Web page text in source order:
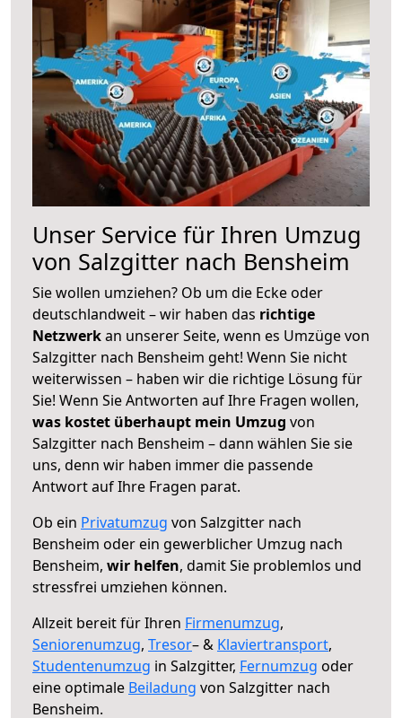
Unser Service für Ihren Umzug
von Salzgitter nach Bensheim
Sie wollen umziehen? Ob um die Ecke oder
deutschlandweit – wir haben das richtige
Netzwerkan unserer Seite, wenn es Umzüge von
Salzgitter nach Bensheim geht! Wenn Sie nicht
weiterwissen – haben wir die richtige Lösung für
Sie! Wenn Sie Antworten auf Ihre Fragen wollen,
was kostet überhaupt mein Umzug von
Salzgitter nach Bensheim – dann wählen Sie sie
uns, denn wir haben immer die passende
Antwort auf Ihre Fragen parat.
Ob ein Privatumzug von Salzgitter nach
Bensheim oder ein gewerblicher Umzug nach
Bensheim, wir helfen, damit Sie problemlos und
stressfrei umziehen können.
Allzeit bereit für Ihren Firmenumzug,
Seniorenumzug, Tresor– & Klaviertransport,
Studentenumzug in Salzgitter, Fernumzug oder
eine optimale Beiladung von Salzgitter nach
Bensheim.